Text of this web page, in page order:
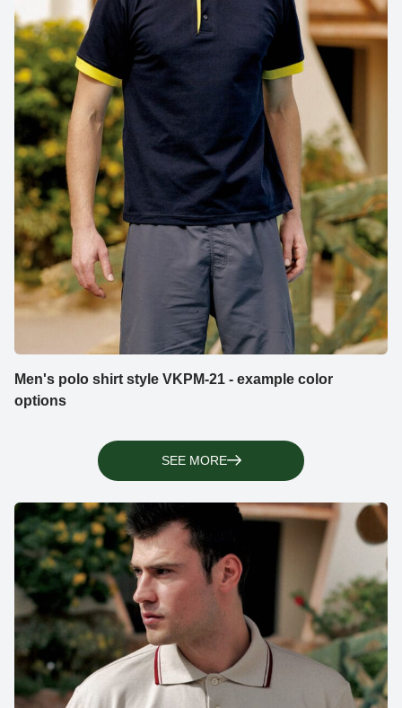
Men's polo shirt style VKPM-21 - example color
options
SEE MORE